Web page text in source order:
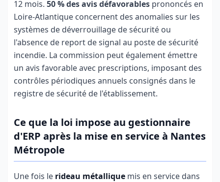
12 mois. 50 % des avis défavorables prononcés en
Loire-Atlantique concernent des anomalies sur les
systèmes de déverrouillage de sécurité ou
l'absence de report de signal au poste de sécurité
incendie. La commission peut également émettre
un avis favorable avec prescriptions, imposant des
contrôles périodiques annuels consignés dans le
registre de sécurité de l'établissement.
Ce que la loi impose au gestionnaire
d'ERP après la mise en service à Nantes
Métropole
Une fois le rideau métallique mis en service dans